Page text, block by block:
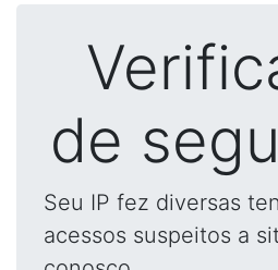
de
Seu IP fez diversas
acessos suspeitos a